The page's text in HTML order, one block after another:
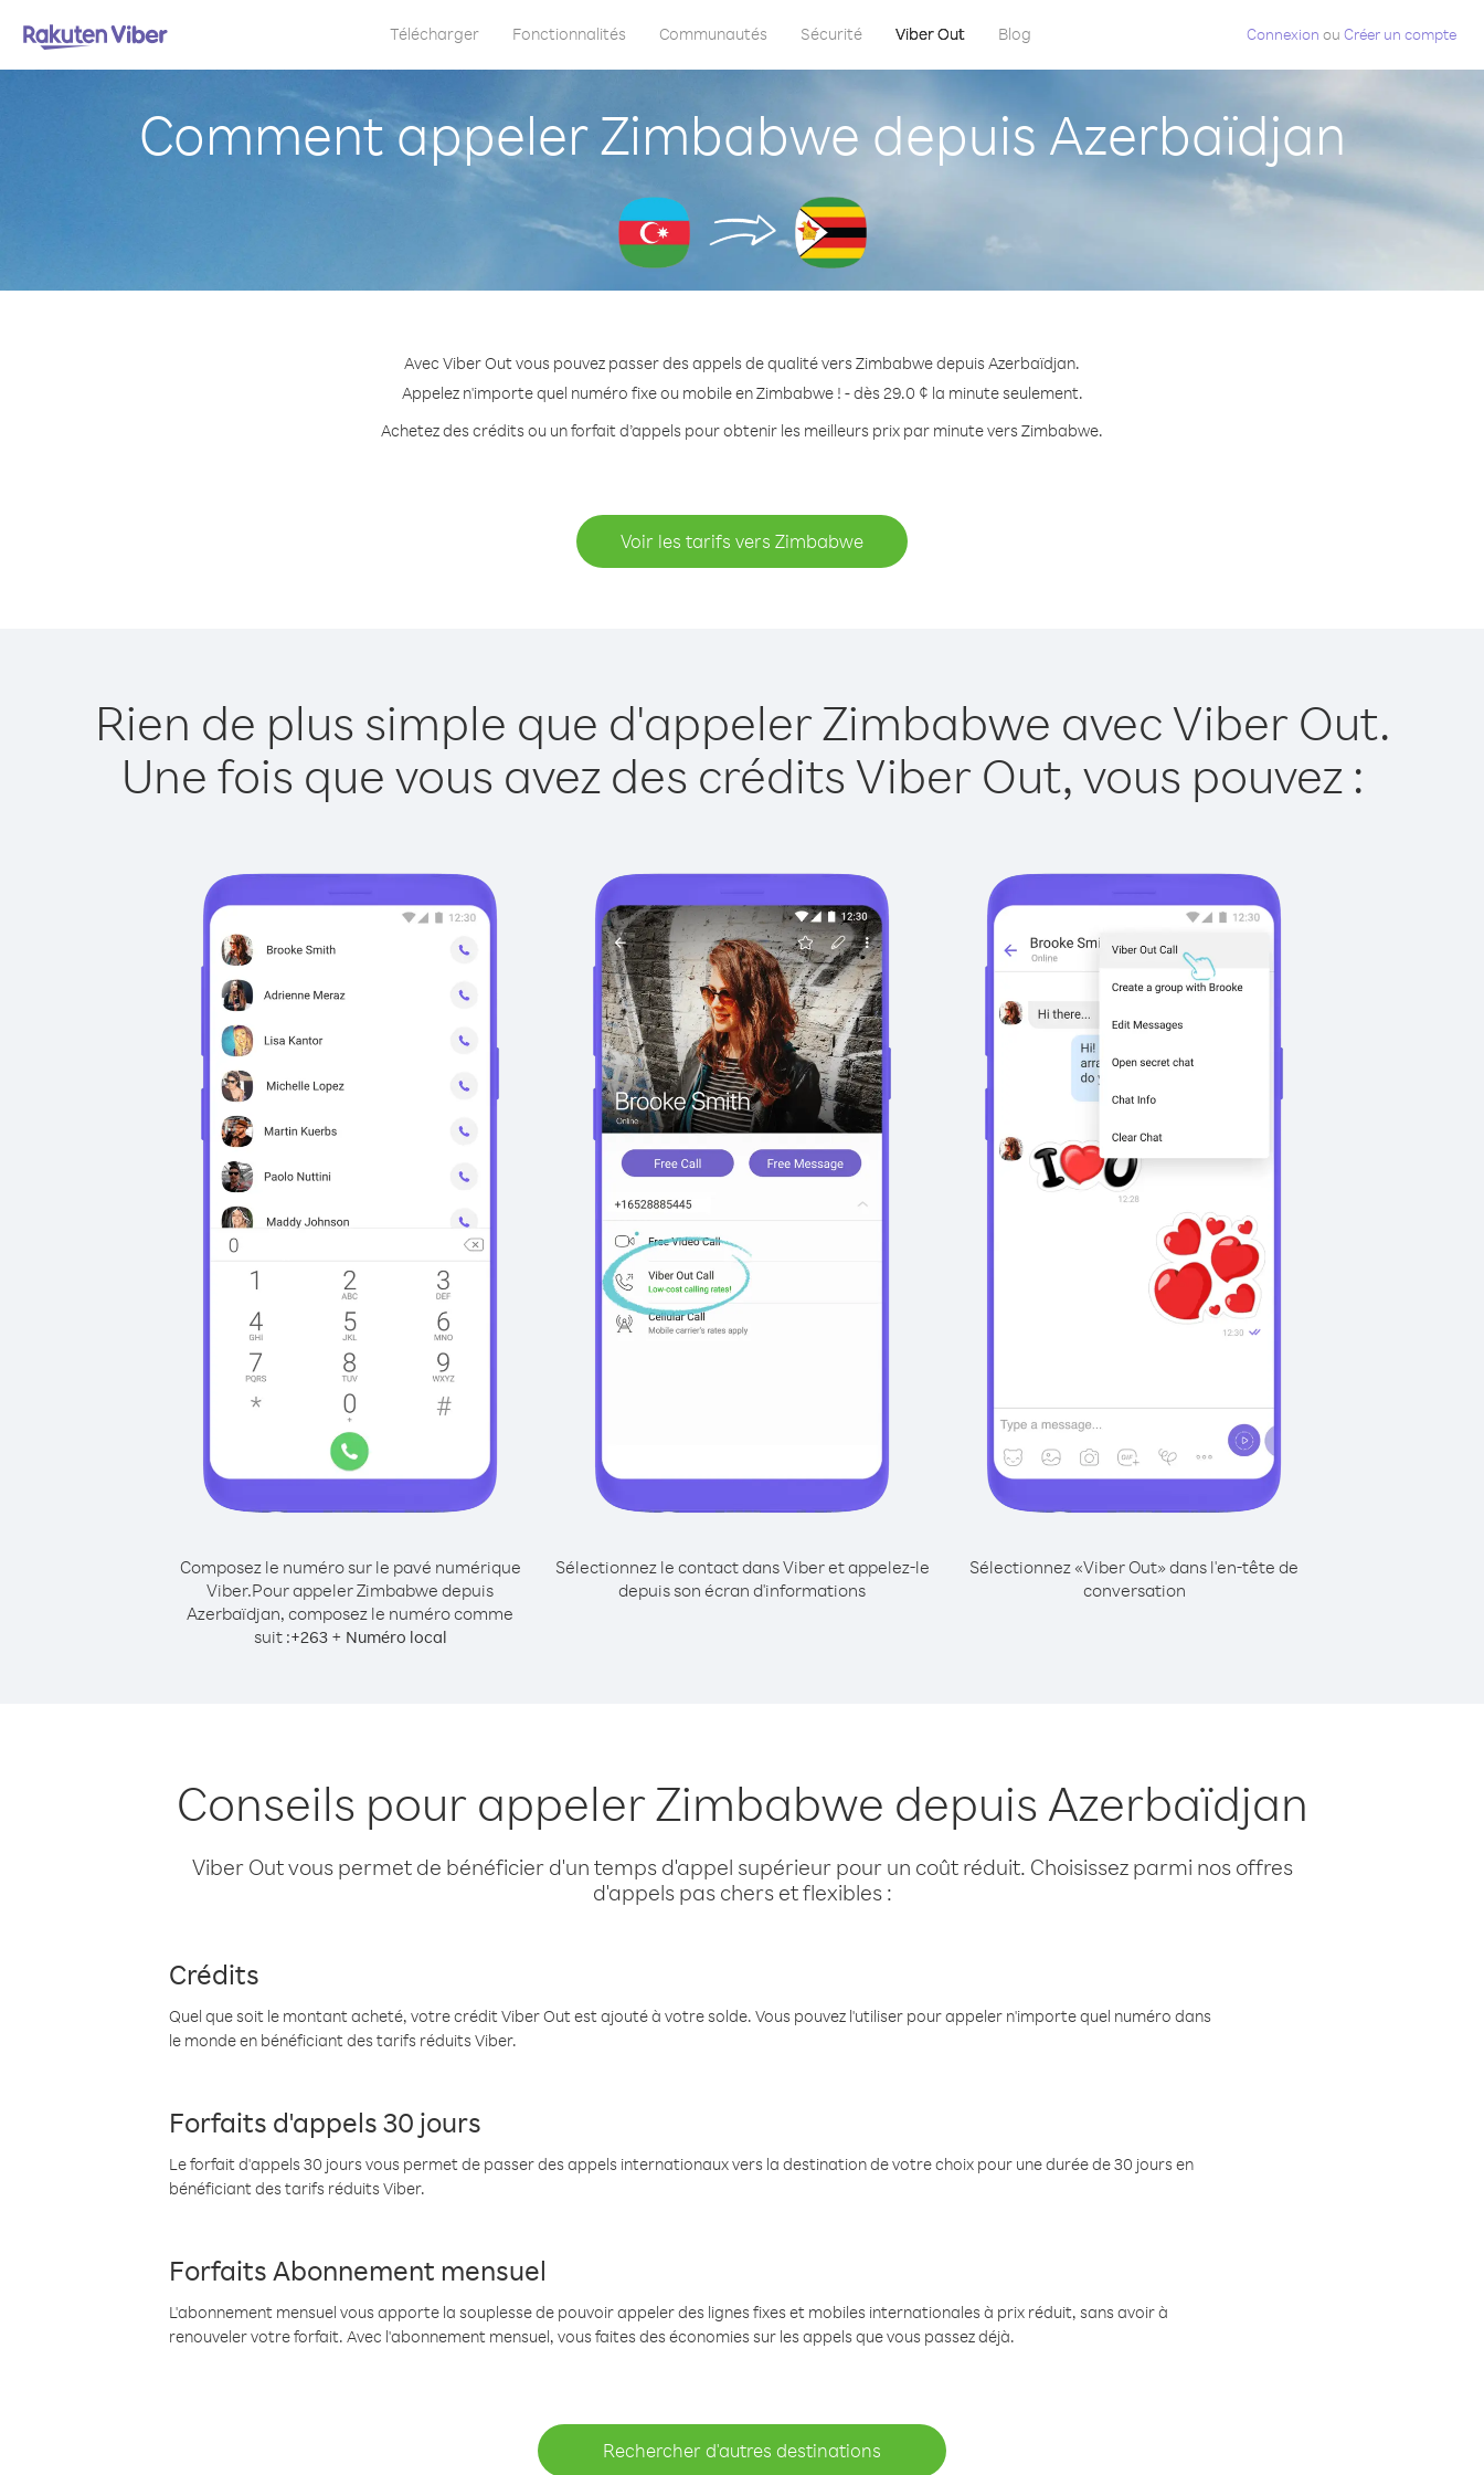
Télécharger Fonctionnalités Communautés Sécurité Viber Out Blog Connexion ou Créer un compte
Comment appeler Zimbabwe depuis Azerbaïdjan
Avec Viber Out vous pouvez passer des appels de qualité vers Zimbabwe depuis Azerbaïdjan.
Appelez n'importe quel numéro fixe ou mobile en Zimbabwe ! - dès 29.0 ¢ la minute seulement.
Achetez des crédits ou un forfait d’appels pour obtenir les meilleurs prix par minute vers Zimbabwe.
Voir les tarifs vers Zimbabwe
Rien de plus simple que d'appeler Zimbabwe avec Viber Out.
Une fois que vous avez des crédits Viber Out, vous pouvez :
Composez le numéro sur le pavé numérique
Viber.Pour appeler Zimbabwe depuis
Azerbaïdjan, composez le numéro comme
suit :+263+ Numéro local
Sélectionnez le contact dans Viber et appelez-le
depuis son écran d'informations
Sélectionnez «Viber Out» dans l'en-tête de
conversation
Conseils pour appeler Zimbabwe depuis Azerbaïdjan
Viber Out vous permet de bénéficier d'un temps d'appel supérieur pour un coût réduit. Choisissez parmi nos offres
d'appels pas chers et flexibles :
Crédits
Quel que soit le montant acheté, votre crédit Viber Out est ajouté à votre solde. Vous pouvez l'utiliser pour appeler n'importe quel numéro dans
le monde en bénéficiant des tarifs réduits Viber.
Forfaits d'appels 30 jours
Le forfait d'appels 30 jours vous permet de passer des appels internationaux vers la destination de votre choix pour une durée de 30 jours en
bénéficiant des tarifs réduits Viber.
Forfaits Abonnement mensuel
L'abonnement mensuel vous apporte la souplesse de pouvoir appeler des lignes fixes et mobiles internationales à prix réduit, sans avoir à
renouveler votre forfait. Avec l'abonnement mensuel, vous faites des économies sur les appels que vous passez déjà.
Rechercher d'autres destinations